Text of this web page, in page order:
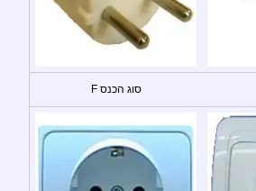
סוג הכנס F